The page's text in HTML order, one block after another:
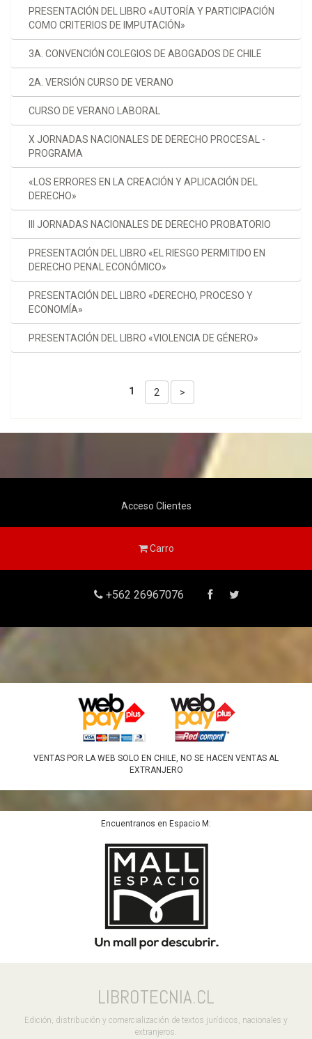
PRESENTACIÓN DEL LIBRO «AUTORÍA Y PARTICIPACIÓN
COMO CRITERIOS DE IMPUTACIÓN»
3A. CONVENCIÓN COLEGIOS DE ABOGADOS DE CHILE
2A. VERSIÓN CURSO DE VERANO
CURSO DE VERANO LABORAL
X JORNADAS NACIONALES DE DERECHO PROCESAL -
PROGRAMA
«LOS ERRORES EN LA CREACIÓN Y APLICACIÓN DEL
DERECHO»
III JORNADAS NACIONALES DE DERECHO PROBATORIO
PRESENTACIÓN DEL LIBRO «EL RIESGO PERMITIDO EN
DERECHO PENAL ECONÓMICO»
PRESENTACIÓN DEL LIBRO «DERECHO, PROCESO Y
ECONOMÍA»
PRESENTACIÓN DEL LIBRO «VIOLENCIA DE GÉNERO»
1 2 >
Acceso Clientes
Carro
+562 26967076
VENTAS POR LA WEB SOLO EN CHILE, NO SE HACEN VENTAS AL
EXTRANJERO
Encuentranos en Espacio M:
LIBROTECNIA.CL
Edición, distribución y comercialización de textos jurídicos, nacionales y
extranjeros.